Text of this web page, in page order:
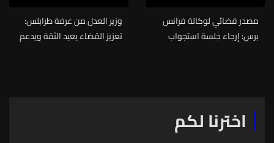
مصدر قضائي لوكالة فرانس
برس: إرجاء جلسة استجواب
وزير العدل من غرفة طرابلس:
تعزيز القضاء يعيد الثقة ويدعم
اخترنا لكم